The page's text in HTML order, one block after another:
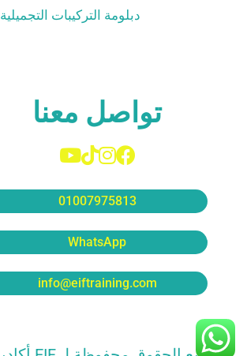
دبلومة التركيبات التجميلية
تواصل معنا
01007975813
WhatsApp
info@eiftraining.com